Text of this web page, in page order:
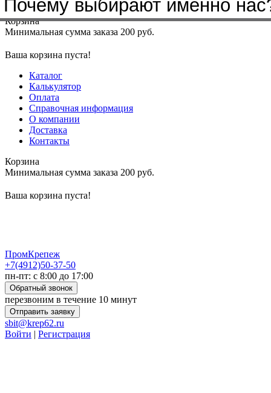
Меню+7(4912)50-37-50sbit@krep62.ru
Корзина
Минимальная сумма заказа 200 руб.
Ваша корзина пуста!
Каталог
Калькулятор
Оплата
Справочная информация
О компании
Доставка
Контакты
Корзина
Минимальная сумма заказа 200 руб.
Ваша корзина пуста!
ПромКрепеж
+7(4912)50-37-50
пн-пт: с 8:00 до 17:00
Обратный звонок
перезвоним в течение 10 минут
Отправить заявку
sbit@krep62.ru
Войти | Регистрация
Почему выбирают именно